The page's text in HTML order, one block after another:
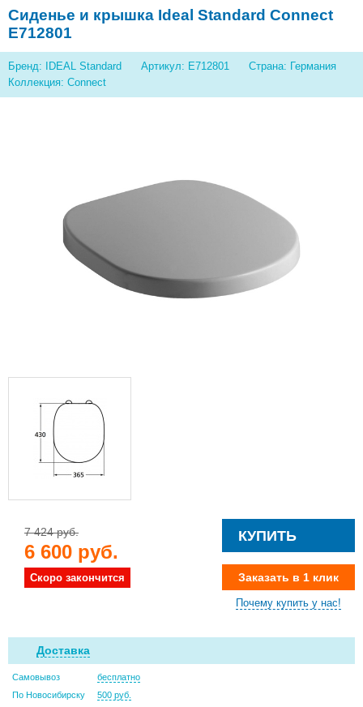
Сиденье и крышка Ideal Standard Connect
E712801
Бренд: IDEAL Standard Артикул: E712801
Страна: Германия
Коллекция: Connect
7 424 руб.
6 600 руб.
Скоро закончится
КУПИТЬ
Заказать в 1 клик
Почему купить у нас!
Доставка
Самовывоз
бесплатно
По Новосибирску
500 руб.